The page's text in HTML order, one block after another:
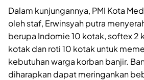
Dalam kunjungannya, PMI Kota
oleh staf, Erwinsyah putra
berupa Indomie 10 kotak, softex 2
kotak dan roti 10 kotak untuk
kebutuhan warga korban banjir.
diharapkan dapat meringankan